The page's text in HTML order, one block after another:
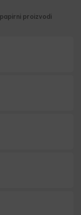
proizvodi